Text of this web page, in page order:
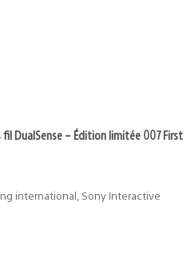
DualSense – Édition limitée 007 First
international, Sony Interactive